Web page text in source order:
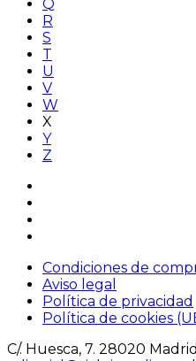
Q
R
S
T
U
V
W
X
Y
Z
Condiciones de
Aviso legal
Política de privacidad
Política de cookies
C/. Huesca, 7. 28020